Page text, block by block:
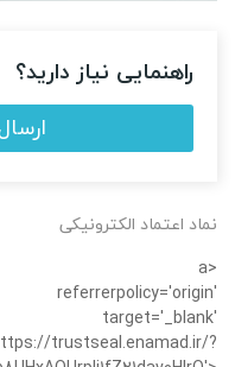
راهنمایی نیاز دارید؟
نماد اعتماد الکترونیکی
<a
referrerpolicy='origin'
target='_blank'
trustseal.enamad.ir/?